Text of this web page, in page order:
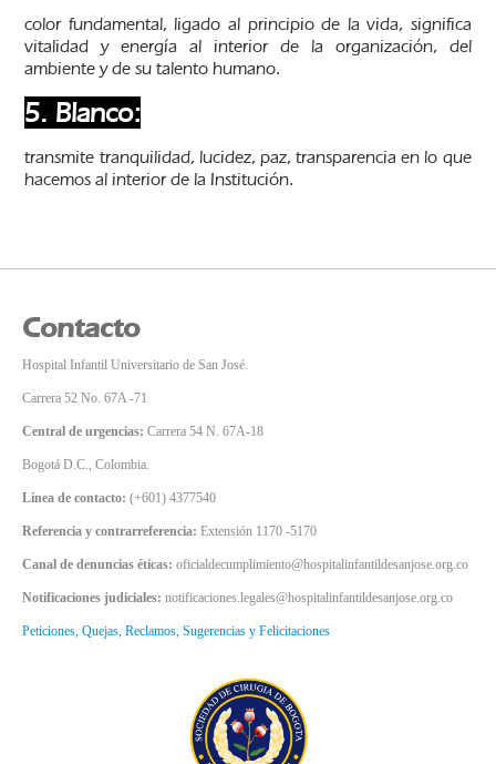
color fundamental, ligado al principio de la vida, significa
vitalidad y energía al interior de la organización, del
ambiente y de su talento humano.
5. Blanco:
transmite tranquilidad, lucidez, paz, transparencia en lo que
hacemos al interior de la Institución.
Contacto
Hospital Infantil Universitario de San José.
Carrera 52 No. 67A -71
Central de urgencias: Carrera 54 N. 67A-18
Bogotá D.C., Colombia.
Línea de contacto: (+601) 4377540
Referencia y contrarreferencia: Extensión 1170 -5170
Canal de denuncias éticas: oficialdecumplimiento@hospitalinfantildesanjose.org.co
Notificaciones judiciales: notificaciones.legales@hospitalinfantildesanjose.org.co
Peticiones, Quejas, Reclamos, Sugerencias y Felicitaciones